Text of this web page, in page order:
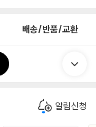
배송/반품/교환
알림신청